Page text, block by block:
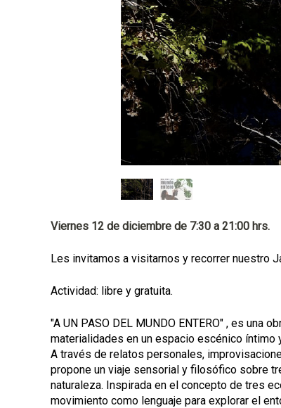
Viernes 12 de diciembre de 7:30 a 21:00 hrs.
Les invitamos a visitarnos y recorrer nuestro
Actividad: libre y gratuita.
"A UN PASO DEL MUNDO ENTERO" , es una
materialidades en un espacio escénico íntimo
A través de relatos personales,
propone un viaje sensorial y filosófico sobre
naturaleza. Inspirada en el concepto de tres
movimiento como lenguaje para explorar el